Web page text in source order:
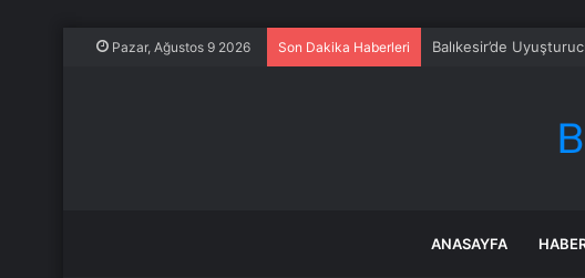
Pazar, Ağustos 9 2026 Son Dakika Haberleri Balıkesir’de
ANASAYFA